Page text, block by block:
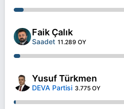
Faik Çalık
Saadet 11.289 OY
Yusuf Türkmen
DEVA Partisi 3.775 OY